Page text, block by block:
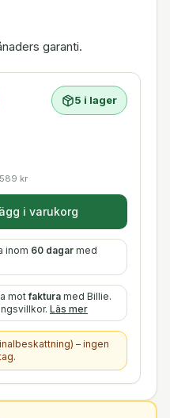
garanti.
5 i lager
589 kr
i varukorg
inom 60 dagar med
motfaktura med Billie.
Läs mer
– ingen